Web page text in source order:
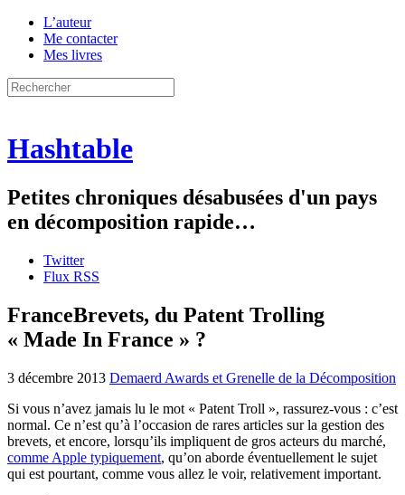
L’auteur
Me contacter
Mes livres
Hashtable
Petites chroniques désabusées d'un pays
en décomposition rapide…
Twitter
Flux RSS
FranceBrevets, du Patent Trolling
« Made In France » ?
3 décembre 2013 Demaerd Awards et Grenelle de la Décomposition
Si vous n’avez jamais lu le mot « Patent Troll », rassurez-vous : c’est
normal. Ce n’est qu’à l’occasion de rares articles sur la gestion des
brevets, et encore, lorsqu’ils impliquent de gros acteurs du marché,
comme Apple typiquement, qu’on aborde éventuellement le sujet
qui est pourtant, comme vous allez le voir, relativement important.